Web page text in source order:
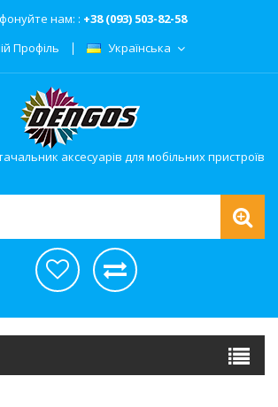
нам: : +38 (093) 503-82-58
Профіль
Українська
аксесуарів для мобільних пристроїв